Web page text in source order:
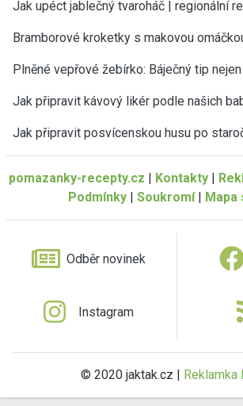
Jak upéct jablečný tvaroháč | regionální
Bramborové kroketky s makovou
Plněné vepřové žebírko: Báječný tip
Jak připravit kávový likér podle našich
Jak připravit posvícenskou husu po
pomazanky-recepty.cz | Kontakty|
Podmínky| Soukromí| Mapa
Odběr novinek
Instagram
© 2020 jaktak.cz | Reklamka